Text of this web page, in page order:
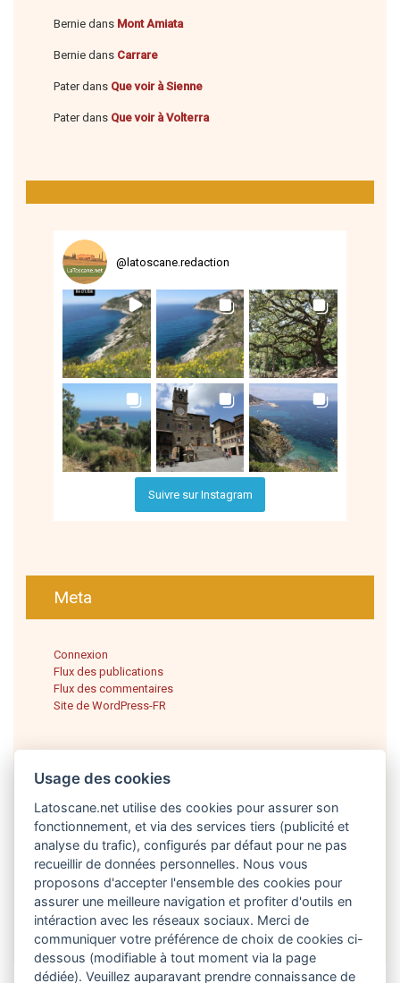
Bernie dans Mont Amiata
Bernie dans Carrare
Paterdans Que voir à Sienne
Paterdans Que voir à Volterra
@ latoscane.redaction
Suivre sur Instagram
Meta
Connexion
Flux des publications
Flux des commentaires
Site de WordPress-FR
Français
Usage des cookies
Latoscane.net utilise des cookies pour assurer son
fonctionnement, et via des services tiers (publicité et
analyse du trafic), configurés par défaut pour ne pas
recueillir de données personnelles. Nous vous
proposons d'accepter l'ensemble des cookies pour
assurer une meilleure navigation et profiter d'outils en
intéraction avec les réseaux sociaux. Merci de
communiquer votre préférence de choix de cookies ci-
dessous (modifiable à tout moment via la page
dédiée). Veuillez auparavant prendre connaissance de